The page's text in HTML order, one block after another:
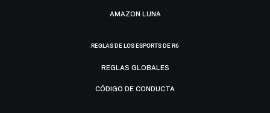
AMAZON LUNA
REGLAS DE LOS ESPORTS DE R6
REGLAS GLOBALES
CÓDIGO DE CONDUCTA